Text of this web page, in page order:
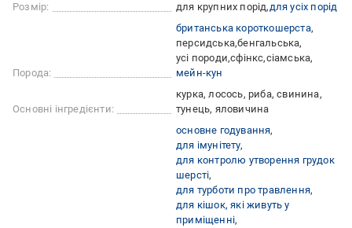
Розмір:
для крупних порід для усіх порід
Порода:
британська короткошерста
персидська бенгальська
усі породи сфінкс сіамська
мейн-кун
Основні інгредієнти:
курка, лосось, риба, свинина,
тунець, яловичина
основне годування
для імунітету
для контролю утворення грудок
шерсті
для турботи про травлення
для кішок, які живуть у
приміщенні